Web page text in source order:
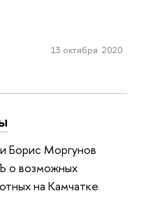
13 октября 2020
Борис Моргунов
о возможных
на Камчатке